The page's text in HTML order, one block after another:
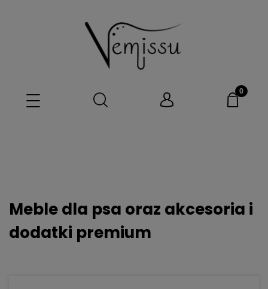
Meble dla psa oraz akcesoria i
dodatki premium